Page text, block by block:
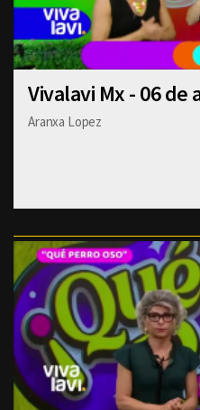
Vivalavi Mx - 06 de
Aranxa Lopez